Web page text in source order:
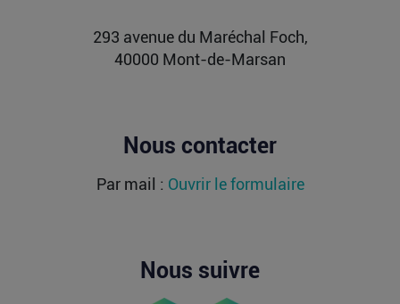
Lire la suite293 avenue du Maréchal Foch,
40000 Mont-de-Marsan
Nous contacter
Par mail : Ouvrir le formulaire
Nous suivre